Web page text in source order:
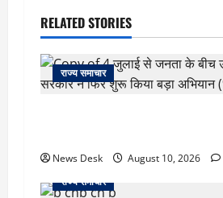
RELATED STORIES
राज्य समाचार
News Desk August 10, 2026
राज्य समाचार